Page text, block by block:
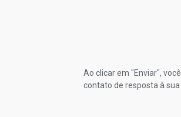
Ao clicar em "Enviar",
contato de resposta à